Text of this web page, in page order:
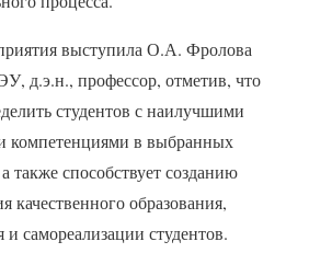
выступила О.А. Фролова
д.э.н., профессор, отметив, что
студентов с наилучшими
компетенциями в выбранных
также способствует созданию
качественного образования,
и самореализации студентов.